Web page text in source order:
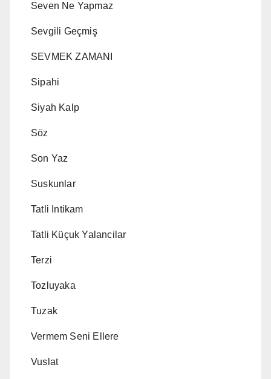
Seven Ne Yapmaz
Sevgili Geçmiş
SEVMEK ZAMANI
Sipahi
Siyah Kalp
Söz
Son Yaz
Suskunlar
Tatli Intikam
Tatli Küçuk Yalancilar
Terzi
Tozluyaka
Tuzak
Vermem Seni Ellere
Vuslat